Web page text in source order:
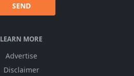
SEND
LEARN MORE
Advertise
Disclaimer